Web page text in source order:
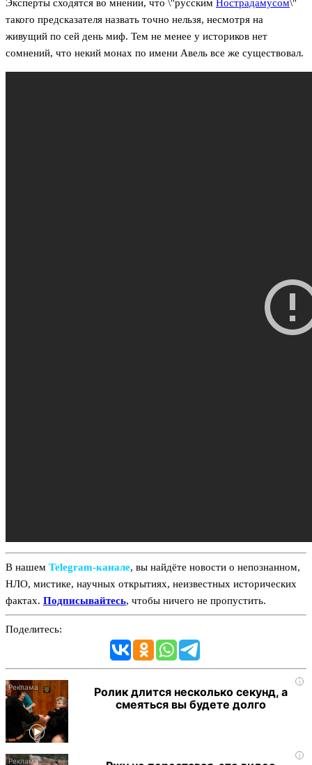
Эксперты сходятся во мнении, что \"русским Нострадамусом\"
такого предсказателя назвать точно нельзя, несмотря на
живущий по сей день миф. Тем не менее у историков нет
сомнений, что некий монах по имени Авель все же существовал.
В нашем Telegram‑канале, вы найдёте новости о непознанном,
НЛО, мистике, научных открытиях, неизвестных исторических
фактах. Подписывайтесь, чтобы ничего не пропустить.
Поделитесь:
i
Ролик длится несколько секунд, а
смеяться вы будете долго
i